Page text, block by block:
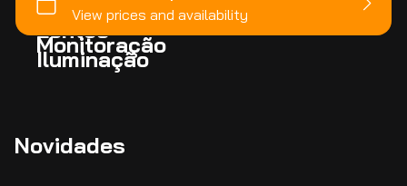
Câmeras
Lentes
Monitoração
Iluminação
Novidades